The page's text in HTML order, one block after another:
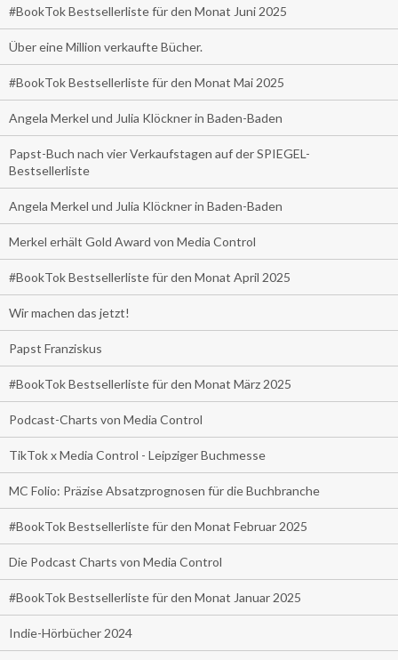
#BookTok Bestsellerliste für den Monat Juni 2025
Über eine Million verkaufte Bücher.
#BookTok Bestsellerliste für den Monat Mai 2025
Angela Merkel und Julia Klöckner in Baden-Baden
Papst-Buch nach vier Verkaufstagen auf der SPIEGEL-
Bestsellerliste
Angela Merkel und Julia Klöckner in Baden-Baden
Merkel erhält Gold Award von Media Control
#BookTok Bestsellerliste für den Monat April 2025
Wir machen das jetzt!
Papst Franziskus
#BookTok Bestsellerliste für den Monat März 2025
Podcast-Charts von Media Control
TikTok x Media Control - Leipziger Buchmesse
MC Folio: Präzise Absatzprognosen für die Buchbranche
#BookTok Bestsellerliste für den Monat Februar 2025
Die Podcast Charts von Media Control
#BookTok Bestsellerliste für den Monat Januar 2025
Indie-Hörbücher 2024